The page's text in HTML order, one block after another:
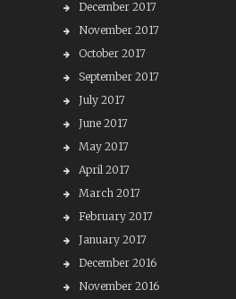
December 2017
November 2017
October 2017
September 2017
July 2017
June 2017
May 2017
April 2017
March 2017
February 2017
January 2017
December 2016
November 2016